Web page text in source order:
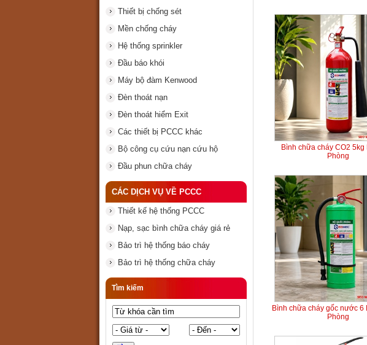
Thiết bị chống sét
Mền chống cháy
Hệ thống sprinkler
Đầu báo khói
Máy bộ đàm Kenwood
Đèn thoát nạn
Đèn thoát hiểm Exit
Các thiết bị PCCC khác
Bộ công cụ cứu nạn cứu hộ
Đầu phun chữa cháy
CÁC DỊCH VỤ VỀ PCCC
Thiết kế hệ thống PCCC
Nạp, sạc bình chữa cháy giá rẻ
Bảo trì hệ thống báo cháy
Bảo trì hệ thống chữa cháy
Tìm kiếm
Bình chữa cháy CO2 5kg
Phòng
Bình chữa cháy gốc nước 6
Phòng